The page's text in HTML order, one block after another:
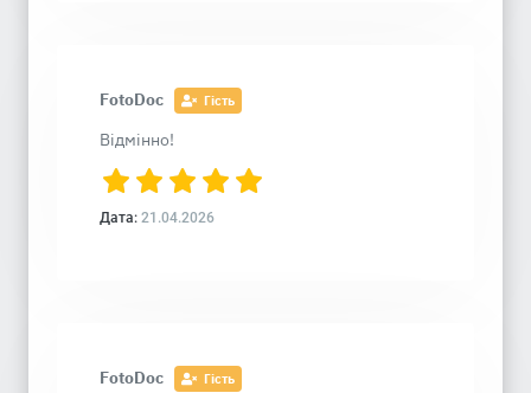
FotoDoc Гість
Відмінно!
Дата: 21.04.2026
FotoDoc Гість